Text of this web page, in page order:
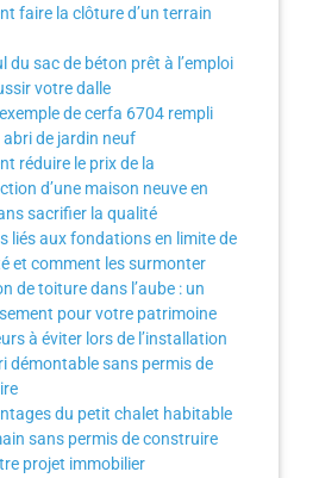
faire la clôture d’un terrain
du sac de béton prêt à l’emploi
votre dalle
de cerfa 6704 rempli
abri de jardin neuf
réduire le prix de la
d’une maison neuve en
sacrifier la qualité
liés aux fondations en limite de
et comment les surmonter
de toiture dans l’aube : un
pour votre patrimoine
à éviter lors de l’installation
démontable sans permis de
du petit chalet habitable
sans permis de construire
projet immobilier